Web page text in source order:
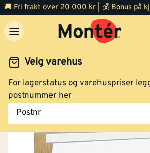
Velg varehus
For lagerstatus og varehuspriser
postnummer her
Postnr
Trelast Listverk